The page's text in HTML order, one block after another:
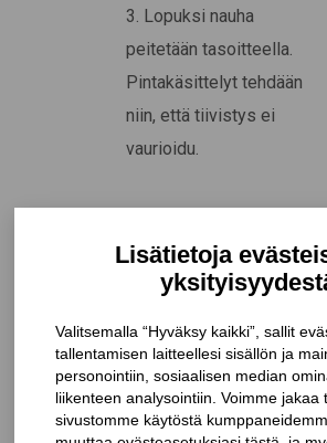
3. Lopuksi nauha
peitetään tasoitteella.
Pintakäsittelyt tehdään
niin, että tiivistys ei
vaurioidu.
HUOMIOITAVAA
• Liitosnauhan
vastepinnan on oltava
karmissa 5 mm ja
ympäröivässä
rakenteessa vähintään 30